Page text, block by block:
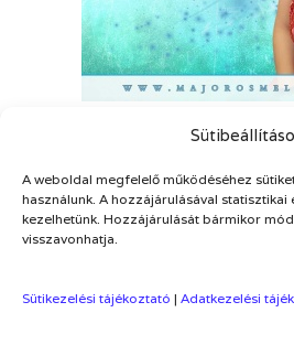
A weboldal megfelelő működéséhez
használunk. A hozzájárulásával
kezelhetünk. Hozzájárulását bármikor
visszavonhatja.
Sütikezelési tájékoztató | Adatkezelési
SZÍVBŐL JÖVŐ CÉLKITŰZÉS ÉS